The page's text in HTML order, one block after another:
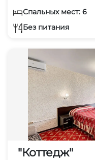
Спальных мест: 6
Без питания
"Коттедж"